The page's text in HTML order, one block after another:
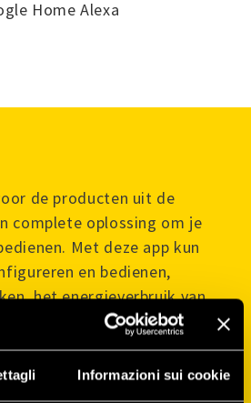
Informazioni sui cookie
Home Alexa
de producten uit de
complete oplossing om je
Met deze app kun
en bedienen,
het energieverbruik van
en beheren, en